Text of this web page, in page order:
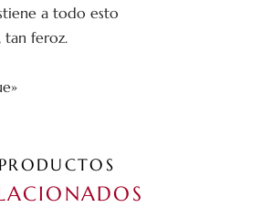
a todo esto
tan feroz.
PRODUCTOS